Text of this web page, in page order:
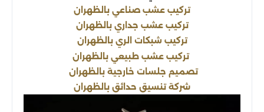
تركيب عشب صناعي بالظهران
تركيب عشب جداري بالظهران
تركيب شبكات الري بالظهران
تركيب عشب طبيعي بالظهران
تصميم جلسات خارجية بالظهران
شركة تنسيق حدائق بالظهران